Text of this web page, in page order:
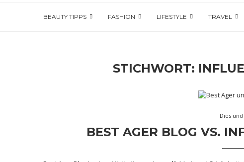
BEAUTY TIPPS FASHION LIFESTYLE TRAVEL
STICHWORT:
Dies und
BEST AGER BLOG VS.